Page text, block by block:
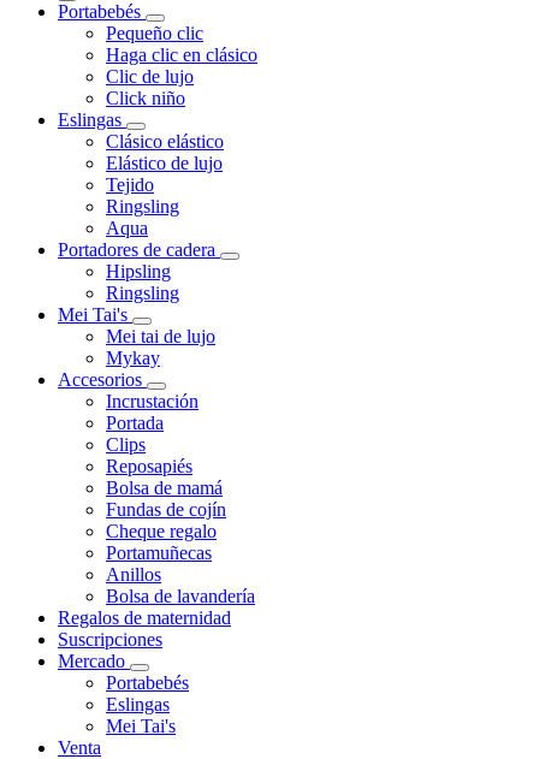
Portabebés
Pequeño clic
Haga clic en clásico
Clic de lujo
Click niño
Eslingas
Clásico elástico
Elástico de lujo
Tejido
Ringsling
Aqua
Portadores de cadera
Hipsling
Ringsling
Mei Tai's
Mei tai de lujo
Mykay
Accesorios
Incrustación
Portada
Clips
Reposapiés
Bolsa de mamá
Fundas de cojín
Cheque regalo
Portamuñecas
Anillos
Bolsa de lavandería
Regalos de maternidad
Suscripciones
Mercado
Portabebés
Eslingas
Mei Tai's
Venta